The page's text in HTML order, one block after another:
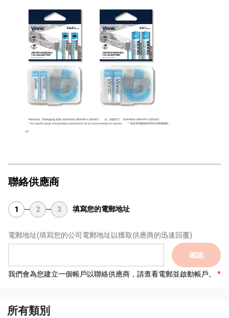
聯絡供應商
1 2 3 填寫您的電郵地址
電郵地址(填寫您的公司電郵地址以獲取供應商的迅速回覆)
確認
我們會為您建立一個帳戶以聯絡供應商，請查看電郵並啟動帳戶。
所有類別